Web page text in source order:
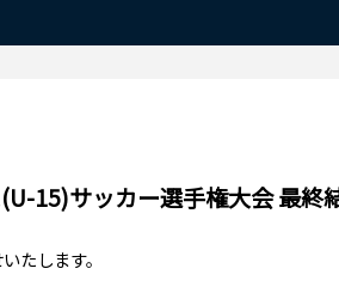
15)サッカー選手権大会 最終
たします。